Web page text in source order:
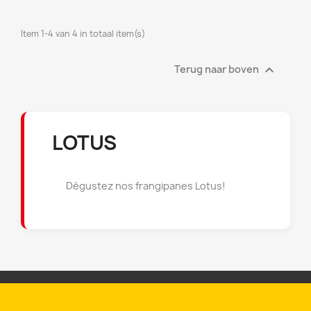
Item 1-4 van 4 in totaal item(s)
Terug naar boven 
LOTUS
Dégustez nos frangipanes Lotus!